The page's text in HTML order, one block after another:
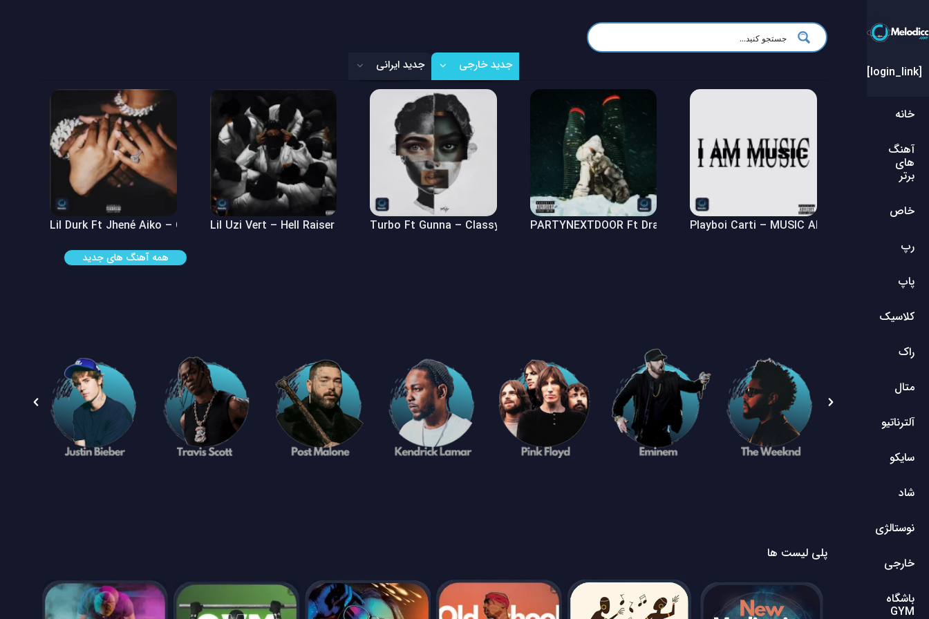
[login_link]
خانه
آهنگ
های
برتر
خاص
رپ
پاپ
کلاسیک
راک
متال
آلترناتیو
سایکو
شاد
نوستالژی
خارجی
باشگاه
GYM
جدید خارجی جدید ایرانی
Playboi Carti – MUSIC Album
PARTYNEXTDOOR Ft Drake – $ome $exy $ongs 4 U Album
Turbo Ft Gunna – Classy Girl
Lil Uzi Vert – Hell Raiser (Freestyle)
Lil Durk Ft Jhené Aiko – Can’t Hide It
همه آهنگ های جدید
پلی لیست ها